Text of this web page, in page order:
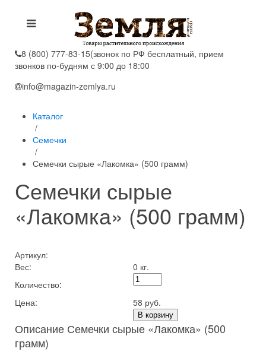
8 (800) 777-83-15(звонок по РФ бесплатный, прием
звонков по-будням с 9:00 до 18:00
info@magazin-zemlya.ru
Каталог
/
Семечки
/
Семечки сырые «Лакомка» (500 грамм)
Семечки сырые
«Лакомка» (500 грамм)
Артикул:
Вес:
0 кг.
Количество:
Цена:
58 руб.
В корзину
Описание Семечки сырые «Лакомка» (500
грамм)